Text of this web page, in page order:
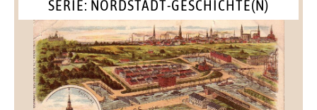
SERIE: NORDSTADT-GESCHICHTE(N)